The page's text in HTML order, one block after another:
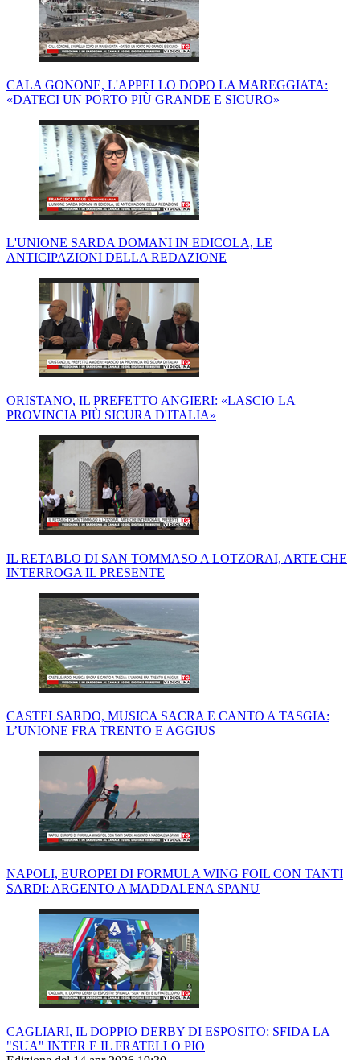
CALA GONONE, L'APPELLO DOPO LA MAREGGIATA:
«DATECI UN PORTO PIÙ GRANDE E SICURO»
L'UNIONE SARDA DOMANI IN EDICOLA, LE
ANTICIPAZIONI DELLA REDAZIONE
ORISTANO, IL PREFETTO ANGIERI: «LASCIO LA
PROVINCIA PIÙ SICURA D'ITALIA»
IL RETABLO DI SAN TOMMASO A LOTZORAI, ARTE CHE
INTERROGA IL PRESENTE
CASTELSARDO, MUSICA SACRA E CANTO A TASGIA:
L’UNIONE FRA TRENTO E AGGIUS
NAPOLI, EUROPEI DI FORMULA WING FOIL CON TANTI
SARDI: ARGENTO A MADDALENA SPANU
CAGLIARI, IL DOPPIO DERBY DI ESPOSITO: SFIDA LA
"SUA" INTER E IL FRATELLO PIO